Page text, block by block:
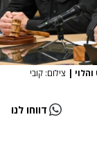
| צילום: קובי
דווחו לנו